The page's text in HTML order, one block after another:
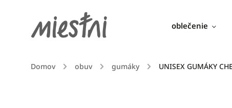
oblečenie
Domov / obuv / gumáky / UNISEX GUMÁKY